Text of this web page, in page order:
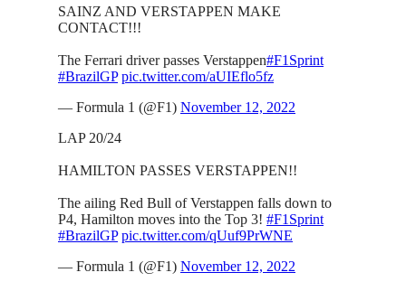
SAINZ AND VERSTAPPEN MAKE
CONTACT!!!
The Ferrari driver passes Verstappen#F1Sprint
#BrazilGP pic.twitter.com/aUIEflo5fz
— Formula 1 (@F1) November 12, 2022
LAP 20/24
HAMILTON PASSES VERSTAPPEN!!
The ailing Red Bull of Verstappen falls down to
P4, Hamilton moves into the Top 3! #F1Sprint
#BrazilGP pic.twitter.com/qUuf9PrWNE
— Formula 1 (@F1) November 12, 2022